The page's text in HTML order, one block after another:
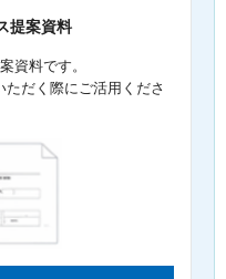
提案資料
資料です。
だく際にご活用くださ